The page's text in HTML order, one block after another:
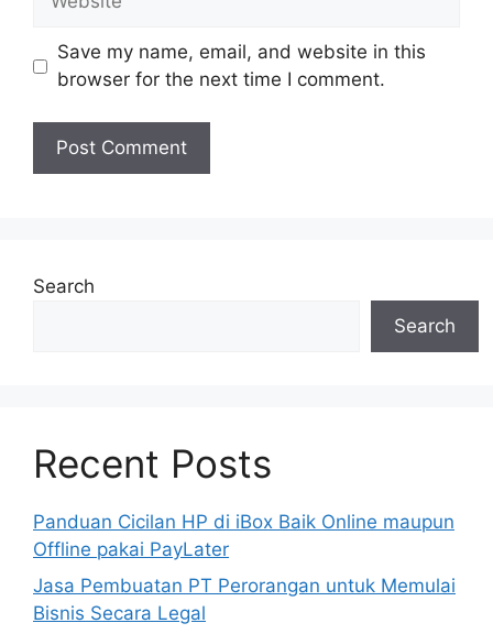
Save my name, email, and website in this
browser for the next time I comment.
Search
Search
Recent Posts
Panduan Cicilan HP di iBox Baik Online maupun
Offline pakai PayLater
Jasa Pembuatan PT Perorangan untuk Memulai
Bisnis Secara Legal